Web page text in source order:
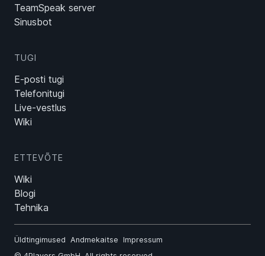
TeamSpeak server
Sinusbot
TUGI
E-posti tugi
Telefonitugi
Live-vestlus
Wiki
ETTEVÕTE
Wiki
Blogi
Tehnika
Üldtingimused Andmekaitse Impressum